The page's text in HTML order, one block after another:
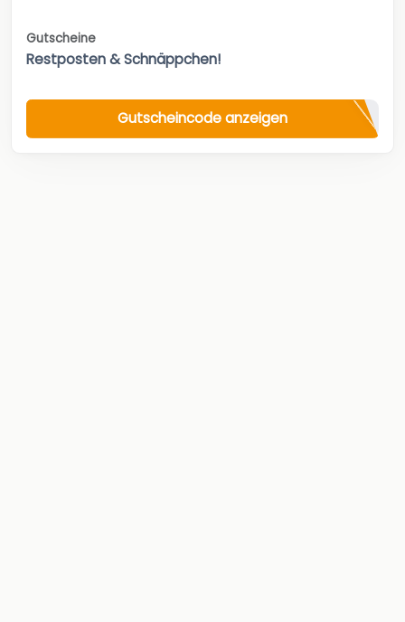
Gutscheine
Restposten & Schnäppchen!
Gutscheincode anzeigen